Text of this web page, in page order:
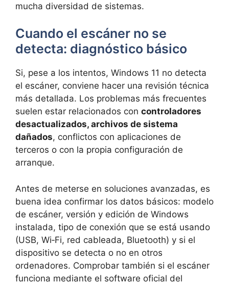
mucha diversidad de sistemas.
Cuando el escáner no se
detecta: diagnóstico básico
Si, pese a los intentos, Windows 11 no detecta
el escáner, conviene hacer una revisión técnica
más detallada. Los problemas más frecuentes
suelen estar relacionados con controladores
desactualizados, archivos de sistema
dañados, conflictos con aplicaciones de
terceros o con la propia configuración de
arranque.
Antes de meterse en soluciones avanzadas, es
buena idea confirmar los datos básicos: modelo
de escáner, versión y edición de Windows
instalada, tipo de conexión que se está usando
(USB, Wi‑Fi, red cableada, Bluetooth) y si el
dispositivo se detecta o no en otros
ordenadores. Comprobar también si el escáner
funciona mediante el software oficial del